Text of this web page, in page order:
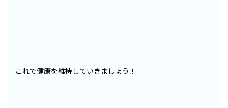
これで健康を維持していきましょう！